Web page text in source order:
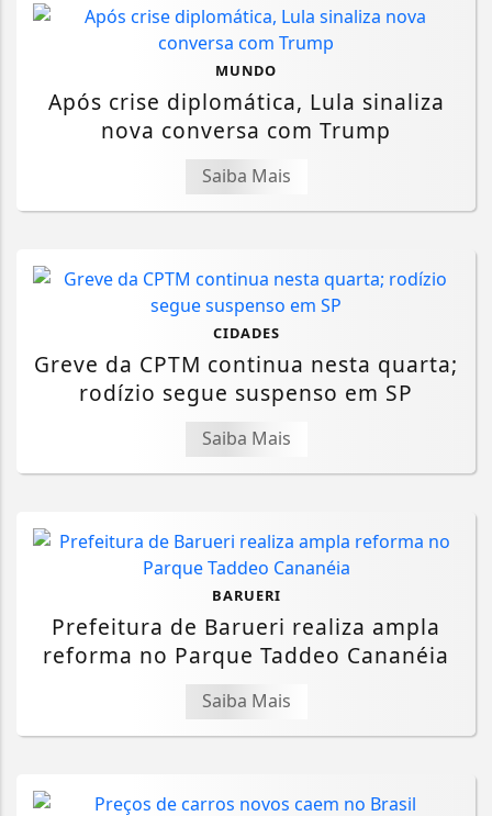
MUNDO
Após crise diplomática, Lula sinaliza
nova conversa com Trump
Saiba Mais
CIDADES
Greve da CPTM continua nesta quarta;
rodízio segue suspenso em SP
Saiba Mais
BARUERI
Prefeitura de Barueri realiza ampla
reforma no Parque Taddeo Cananéia
Saiba Mais